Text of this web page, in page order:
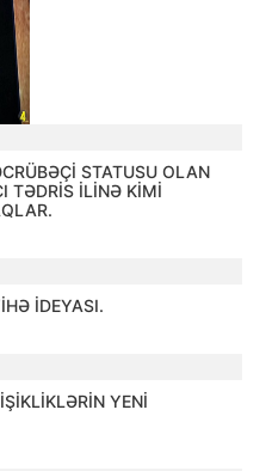
STATUSU OLAN
TƏDRİS İLİNƏ KİMİ
İDEYASI.
YENİ